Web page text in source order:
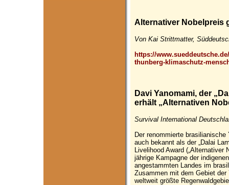
Alternativer Nobelpreis
Von Kai Strittmatter,
https://
thunberg-klimaschutz-
Davi Yanomami, der
erhält „Alternativen
Survival International
Der renommierte
auch bekannt als der „Dalai
Livelihood Award
jährige Kampagne der
angestammten Landes im
Zusammen mit dem Gebiet
weltweit größte